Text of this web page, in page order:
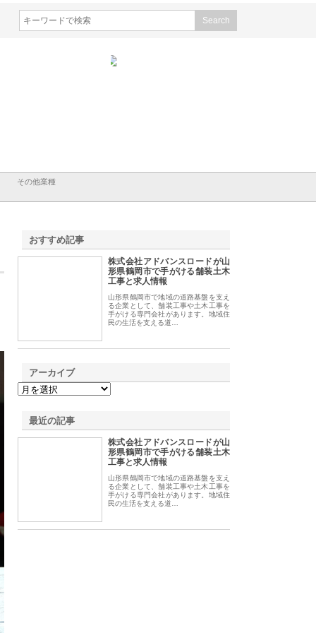
その他業種
おすすめ記事
株式会社アドバンスロードが山
形県鶴岡市で手がける舗装土木
工事と求人情報
山形県鶴岡市で地域の道路基盤を支え
る企業として、舗装工事や土木工事を
手がける専門会社があります。地域住
民の生活を支える道…
アーカイブ
最近の記事
株式会社アドバンスロードが山
形県鶴岡市で手がける舗装土木
工事と求人情報
山形県鶴岡市で地域の道路基盤を支え
る企業として、舗装工事や土木工事を
手がける専門会社があります。地域住
民の生活を支える道…